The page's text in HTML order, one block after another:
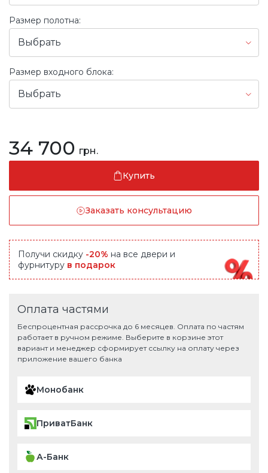
Размер полотна:
Выбрать
Размер входного блока:
Выбрать
34 700 грн.
Купить
Заказать консультацию
Получи скидку -20% на все двери и
фурнитуру в подарок
Оплата частями
Беспроцентная рассрочка до 6 месяцев. Оплата по частям
работает в ручном режиме. Выберите в корзине этот
вариант и менеджер сформирует ссылку на оплату через
приложение вашего банка
Монобанк
ПриватБанк
А-Банк